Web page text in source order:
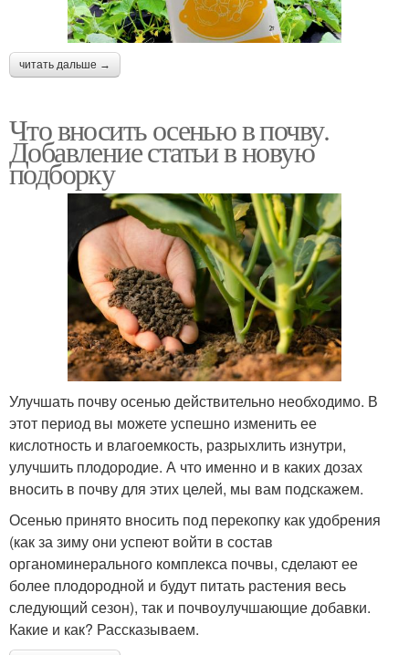
читать дальше →
Что вносить осенью в почву.
Добавление статьи в новую
подборку
Улучшать почву осенью действительно необходимо. В
этот период вы можете успешно изменить ее
кислотность и влагоемкость, разрыхлить изнутри,
улучшить плодородие. А что именно и в каких дозах
вносить в почву для этих целей, мы вам подскажем.
Осенью принято вносить под перекопку как удобрения
(как за зиму они успеют войти в состав
органоминерального комплекса почвы, сделают ее
более плодородной и будут питать растения весь
следующий сезон), так и почвоулучшающие добавки.
Какие и как? Рассказываем.